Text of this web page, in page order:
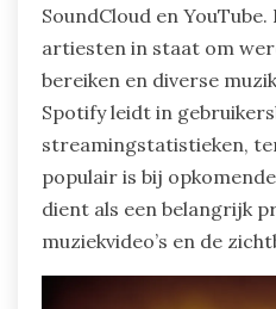
SoundCloud en
artiesten in staat om
bereiken en diverse
Spotify leidt in
streamingstatistieken,
populair is bij
dient als een belangrijk
muziekvideo’s en de